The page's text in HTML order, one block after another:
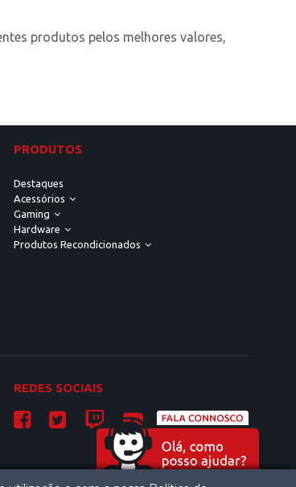
produtos pelos melhores valores,
PRODUTOS
Destaques
Acessórios
Gaming
Hardware
Produtos Recondicionados
REDES SOCIAIS